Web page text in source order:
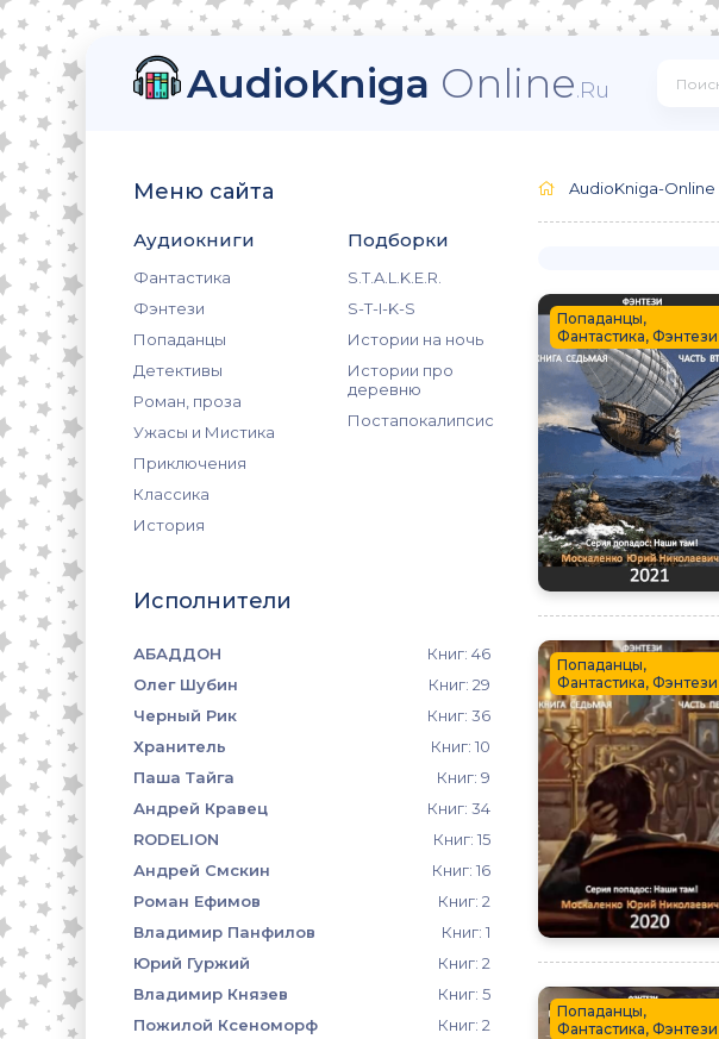
AudioKniga Online.Ru
Меню сайта
Аудиокниги
Фантастика
Фэнтези
Попаданцы
Детективы
Роман, проза
Ужасы и Мистика
Приключения
Классика
История
Подборки
S.T.A.L.K.E.R.
S-T-I-K-S
Истории на ночь
Истории про
деревню
Постапокалипсис
Исполнители
АБАДДОН
Книг: 46
Олег Шубин
Книг: 29
Черный Рик
Книг: 36
Хранитель
Книг: 10
Паша Тайга
Книг: 9
Андрей Кравец
Книг: 34
RODELION
Книг: 15
Андрей Смскин
Книг: 16
Роман Ефимов
Книг: 2
Владимир Панфилов
Книг: 1
Юрий Гуржий
Книг: 2
Владимир Князев
Книг: 5
Пожилой Ксеноморф
Книг: 2
AudioKniga-Online
Попаданцы,
Фантастика, Фэнтези
Попаданцы,
Фантастика, Фэнтези
Попаданцы,
Фантастика, Фэнтези